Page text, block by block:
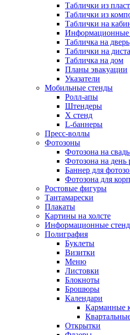
Таблички из
Таблички из
Таблички на
Информационные
Табличка на дверь
Таблички на
Табличка на дом
Планы эвакуации
Указатели
Мобильные стенды
Ролл-апы
Штендеры
Х стенд
L-баннеры
Пресс-воллы
Фотозоны
Фотозона на
Фотозона на
Баннер для
Фотозона для
Ростовые фигуры
Тантамарески
Плакаты
Картины на холсте
Информационные
Полиграфия
Буклеты
Визитки
Меню
Листовки
Блокноты
Брошюры
Календари
Карманные
Открытки